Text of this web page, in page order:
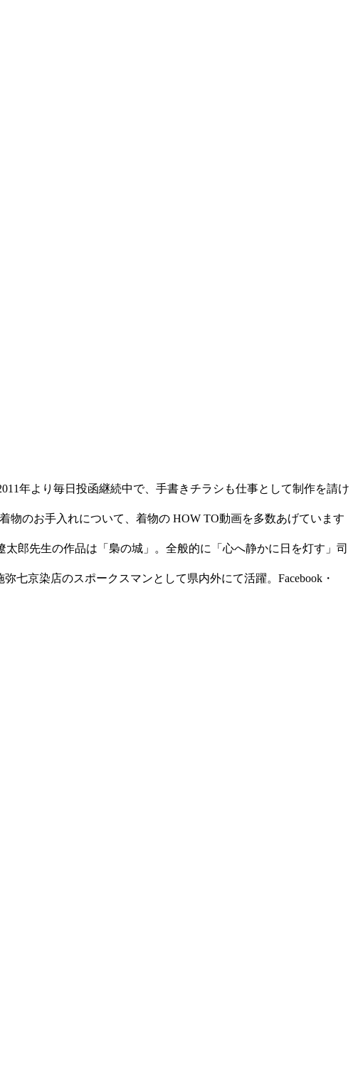
年より毎日投函継続中で、手書きチラシも仕事として制作を請け
物のお手入れについて、着物の HOW TO動画を多数あげています
郎先生の作品は「梟の城」。全般的に「心へ静かに日を灯す」司
七京染店のスポークスマンとして県内外にて活躍。Facebook・